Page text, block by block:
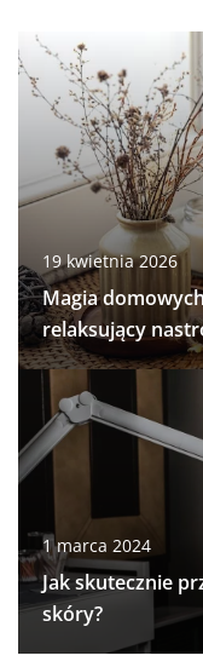
19 kwietnia 2026
Magia
relaksujący
1 marca 2024
Jak skutecznie
skóry?